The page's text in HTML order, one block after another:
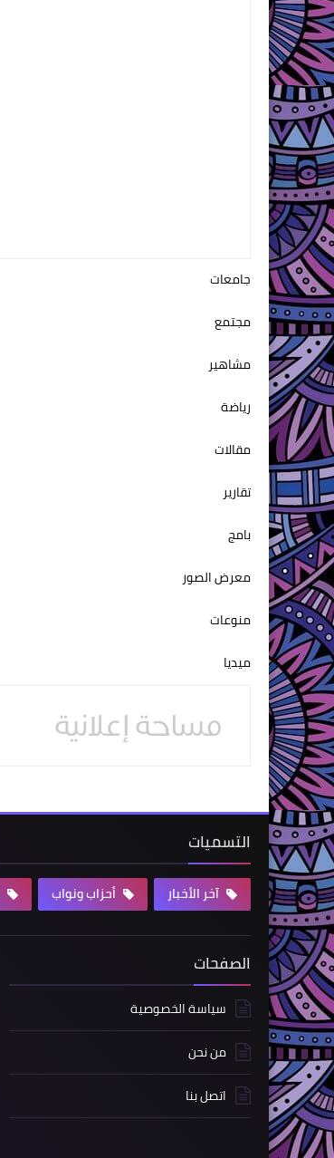
جامعات
مجتمع
مشاهير
رياضة
مقالات
تقارير
بامج
معرض الصور
منوعات
ميديا
التسميات
آخر الأخبار أحزاب ونواب
الصفحات
سياسة الخصوصية
من نحن
اتصل بنا